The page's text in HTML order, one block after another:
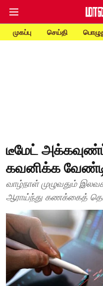
முகப்பு செய்தி
டீமேட்
கவனிக்க
வாழ்நாள் முழுவதும்
ஆராய்ந்து கணக்கைத்